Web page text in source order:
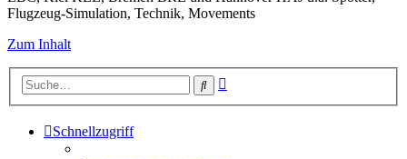
Flugzeug-Simulation, Technik, Movements
Zum Inhalt
Suche
Schnellzugriff